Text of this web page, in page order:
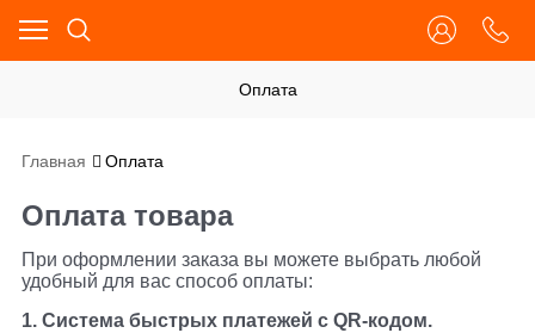
Оплата
Главная Оплата
Оплата товара
При оформлении заказа вы можете выбрать любой
удобный для вас способ оплаты:
1. Система быстрых платежей с QR-кодом.